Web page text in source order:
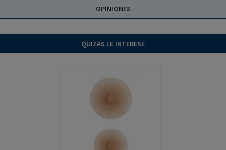
OPINIONES
QUIZAS LE INTERESE